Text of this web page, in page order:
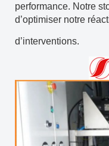
performance. Notre
d’optimiser notre
d’interventions.